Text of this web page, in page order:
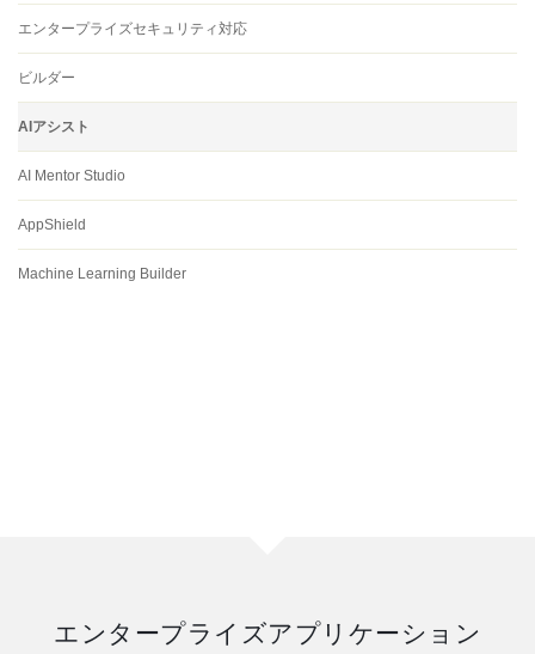
エンタープライズセキュリティ対応
ビルダー
AIアシスト
AI Mentor Studio
AppShield
Machine Learning Builder
エンタープライズアプリケーション